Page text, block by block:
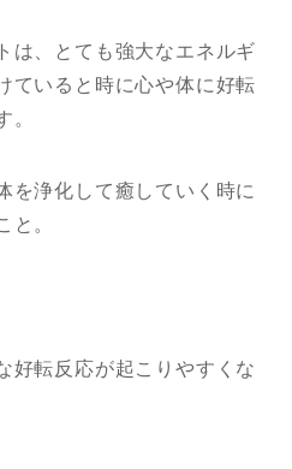
は、とても強大なエネルギ
ていると時に心や体に好転
。
を浄化して癒していく時に
と。
好転反応が起こりやすくな